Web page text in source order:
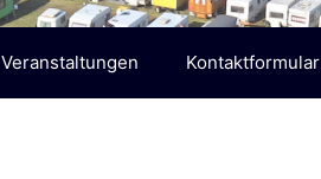
Veranstaltungen Kontaktformular